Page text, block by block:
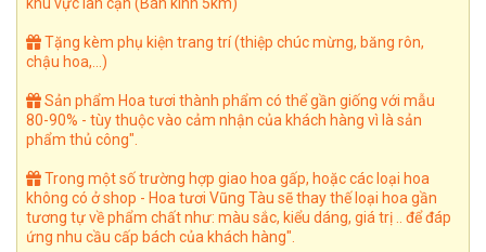
Tặng kèm phụ kiện trang trí (thiệp chúc mừng, băng rôn,
chậu hoa,...)
Sản phẩm Hoa tươi thành phẩm có thể gần giống với mẫu
80-90% - tùy thuộc vào cảm nhận của khách hàng vì là sản
phẩm thủ công".
Trong một số trường hợp giao hoa gấp, hoặc các loại hoa
không có ở shop - Hoa tươi Vũng Tàu sẽ thay thế loại hoa gần
tương tự về phẩm chất như: màu sắc, kiểu dáng, giá trị .. để đáp
ứng nhu cầu cấp bách của khách hàng".